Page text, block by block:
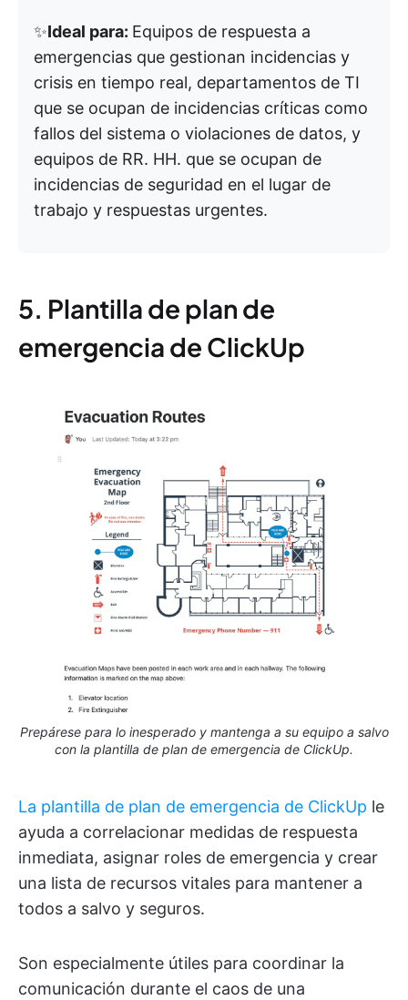
✨Ideal para: Equipos de respuesta a
emergencias que gestionan incidencias y
crisis en tiempo real, departamentos de TI
que se ocupan de incidencias críticas como
fallos del sistema o violaciones de datos, y
equipos de RR. HH. que se ocupan de
incidencias de seguridad en el lugar de
trabajo y respuestas urgentes.
5. Plantilla de plan de
emergencia de ClickUp
Prepárese para lo inesperado y mantenga a su equipo a salvo
con la plantilla de plan de emergencia de ClickUp.
La plantilla de plan de emergencia de ClickUp le
ayuda a correlacionar medidas de respuesta
inmediata, asignar roles de emergencia y crear
una lista de recursos vitales para mantener a
todos a salvo y seguros.
Son especialmente útiles para coordinar la
comunicación durante el caos de una